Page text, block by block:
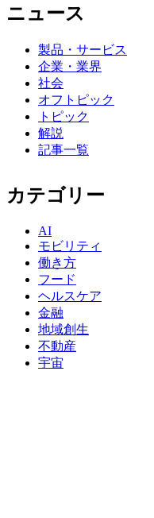
ニュース
製品・サービス
企業・業界
社会
オフトピック
トピック
解説
記事一覧
カテゴリー
AI
モビリティ
働き方
フード
ヘルスケア
金融
地域創生
不動産
宇宙